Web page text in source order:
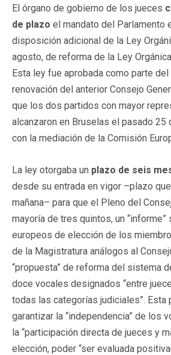
El órgano de gobierno de los jueces
de plazo el mandato del Parlamento
disposición adicional de la Ley
agosto, de reforma de la Ley
Esta ley fue aprobada como parte del
renovación del anterior Consejo
que los dos partidos con mayor
alcanzaron en Bruselas el pasado 25
con la mediación de la Comisión
La ley otorgaba un plazo de seis
desde su entrada en vigor –plazo
mañana– para que el Pleno del
mayoría de tres quintos, un
europeos de elección de los
de la Magistratura análogos al
“propuesta” de reforma del sistema
doce vocales designados “entre
todas las categorías judiciales”. Esta
garantizar la “independencia” de los
la “participación directa de jueces y
elección, poder “ser evaluada